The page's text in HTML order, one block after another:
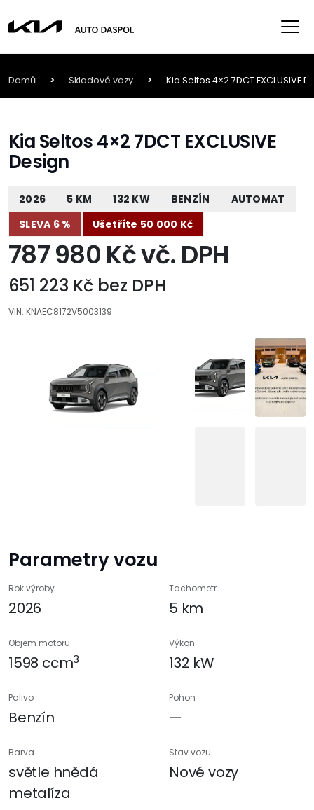
Domů > Skladové vozy > Kia Seltos 4×2 7DCT EXCLUSIVE
Kia Seltos 4×2 7DCT EXCLUSIVE
Design
2026 5 KM 132 KW BENZÍN
AUTOMAT
SLEVA 6 %
Ušetříte 50 000 Kč
787 980 Kč vč. DPH
651 223 Kč bez DPH
VIN: KNAEC8172V5003139
Parametry vozu
Rok výroby
2026
Tachometr
5 km
Objem motoru
1598 ccm3
Výkon
132 kW
Palivo
Benzín
Pohon
—
Barva
světle hnědá
metalíza
Stav vozu
Nové vozy